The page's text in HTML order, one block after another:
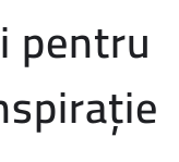
pentru